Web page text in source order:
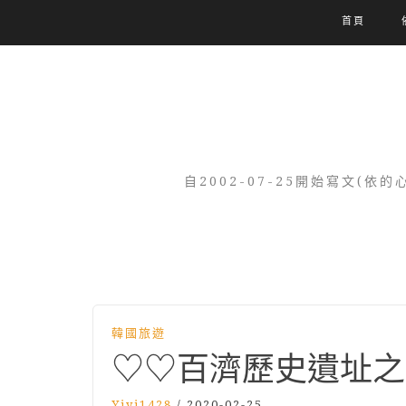
首頁
自2002-07-25開始寫文(依的心
韓國旅遊
♡♡百濟歷史遺址